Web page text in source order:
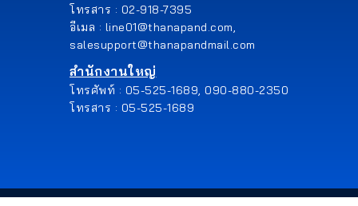
โทรสาร : 02-918-7395
อีเมล : line01@thanapand.com,
salesupport@thanapandmail.com
สำนักงานใหญ่
โทรศัพท์ : 05-525-1689, 090-880-2350
โทรสาร : 05-525-1689